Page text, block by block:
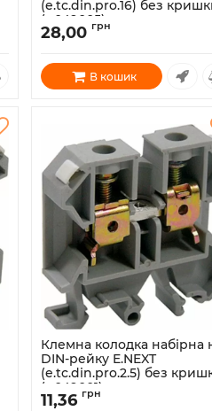
(e.tc.din.pro.16) без
(p049005)
Артикул:
28,00 грн
В кошик
Клемна колодка набірна
DIN-рейку E.NEXT
(e.tc.din.pro.2.5) без
(p049001)
Артикул:
11,36 грн